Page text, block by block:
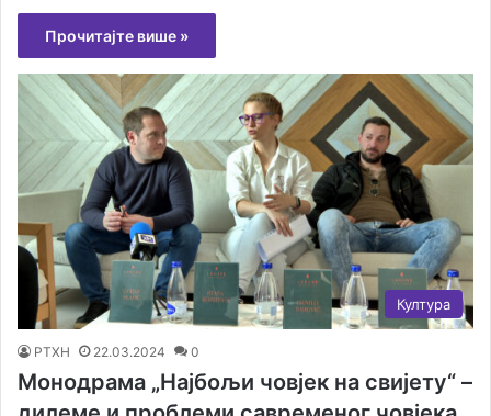
Прочитајте више »
Култура
РТХН 22.03.2024 0
Монодрама „Најбољи човјек на свијету“ –